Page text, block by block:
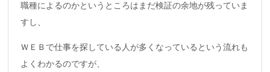
職種によるのかというところはまだ検証の余地が残っていま
すし、
ＷＥＢで仕事を探している人が多くなっているという流れも
よくわかるのですが、